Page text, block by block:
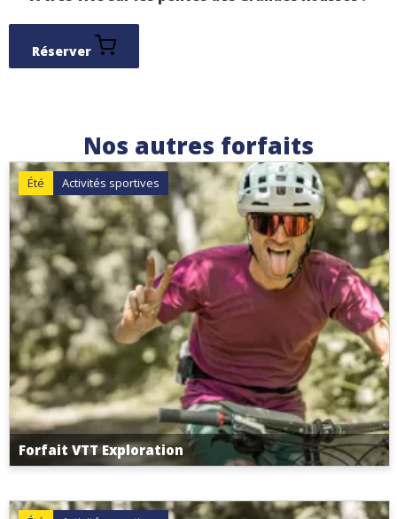
Réserver
Nos autres forfaits
Été Activités sportives
Forfait VTT Exploration